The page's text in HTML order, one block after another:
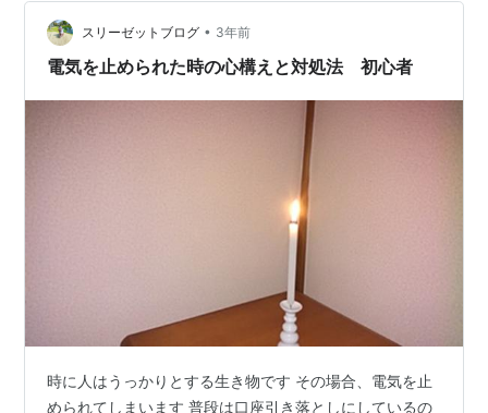
https://business.nikkei.com/atcl/NBD/19/depth/…
スリーゼットブログ • 3年前
電気を止められた時の心構えと対処法 初心者
時に人はうっかりとする生き物です その場合、電気を止
められてしまいます 普段は口座引き落としにしているの